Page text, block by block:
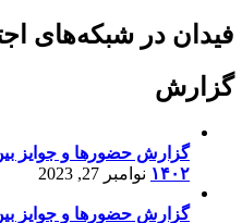
فیدان در شبکه‌های
گزارش
گزارش حضورها و جوایز
۱۴۰۲ نوامبر 27, 2023
گزارش حضورها و جوایز